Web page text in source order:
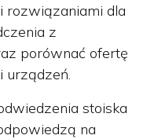
rozwiązaniami dla
z
porównać ofertę
urządzeń.
stoiska
na